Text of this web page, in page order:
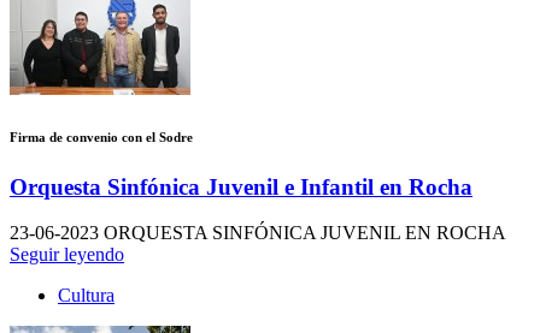
Firma de convenio con el Sodre
Orquesta Sinfónica Juvenil e Infantil en Rocha
23-06-2023 ORQUESTA SINFÓNICA JUVENIL EN ROCHA
Seguir leyendo
Cultura